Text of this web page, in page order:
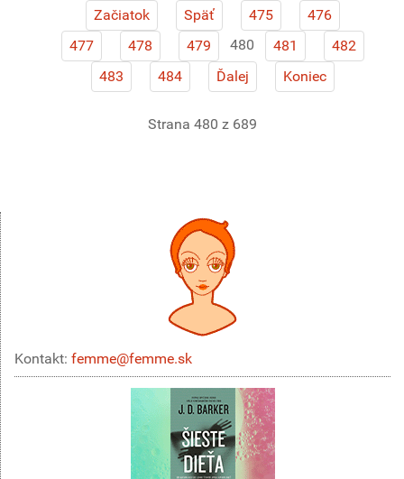
Začiatok Späť 475
476
477
478 479 480 481
482
483
484 Ďalej Koniec
Strana 480 z 689
Kontakt: femme@femme.sk